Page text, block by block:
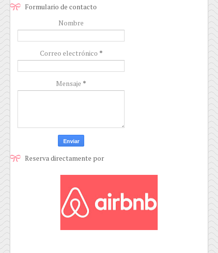
Formulario de contacto
Nombre
Correo electrónico *
Mensaje *
Reserva directamente por